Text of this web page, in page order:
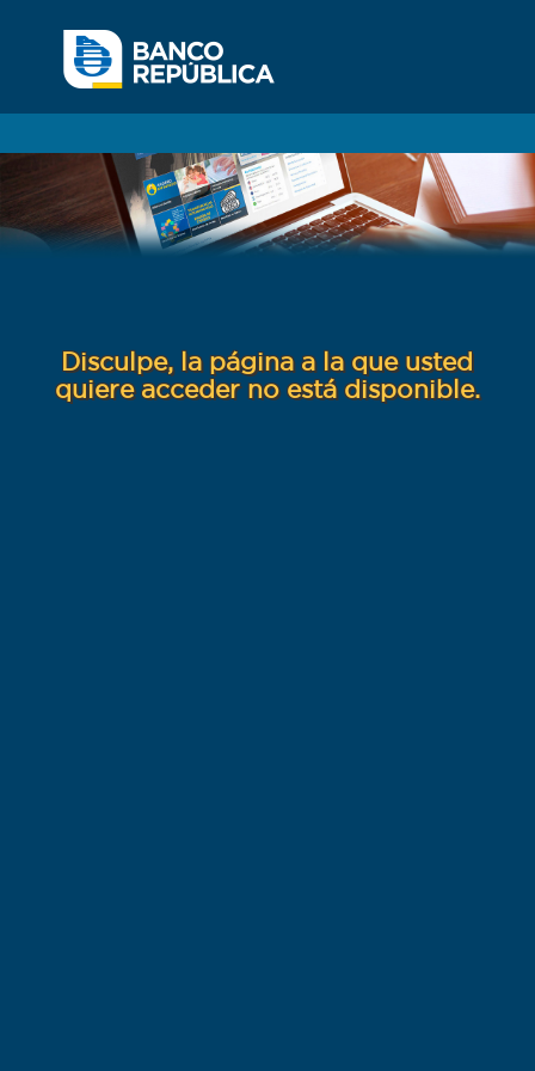
Disculpe, la página a la que usted
quiere acceder no está disponible.